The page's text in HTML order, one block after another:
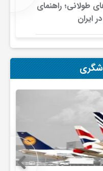
طولانی؛ راهنمای
ایران